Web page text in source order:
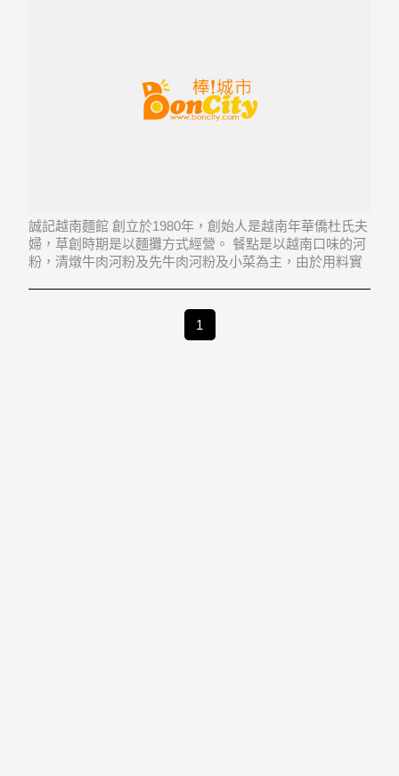
誠記越南麵館 創立於1980年，創始人是越南年華僑杜氏夫
婦，草創時期是以麵攤方式經營。 餐點是以越南口味的河
粉，清燉牛肉河粉及先牛肉河粉及小菜為主，由於用料實
家鄉南洋口味的河粉， 讓老饕口碑相傳，讓食
1